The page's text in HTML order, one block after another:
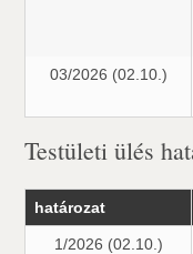
03/2026 (02.10.)
Testületi ülés
határozat
1/2026 (02.10.)